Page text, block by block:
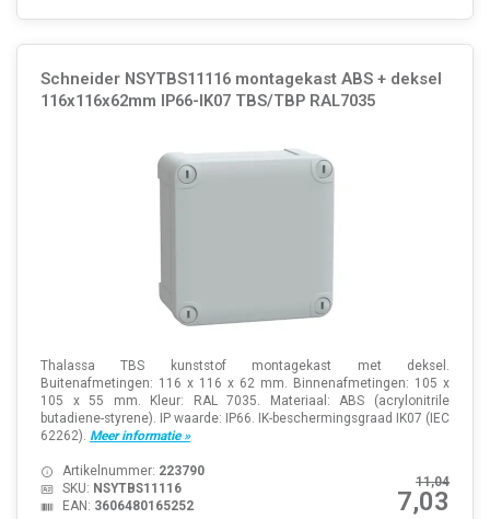
Schneider NSYTBS11116 montagekast ABS + deksel
116x116x62mm IP66-IK07 TBS/TBP RAL7035
Thalassa TBS kunststof montagekast met deksel.
Buitenafmetingen: 116 x 116 x 62 mm. Binnenafmetingen: 105 x
105 x 55 mm. Kleur: RAL 7035. Materiaal: ABS (acrylonitrile
butadiene-styrene). IP waarde: IP66. IK-beschermingsgraad IK07 (IEC
62262). Meer informatie »
11,04
7,03
Artikelnummer: 223790
SKU: NSYTBS11116
EAN: 3606480165252